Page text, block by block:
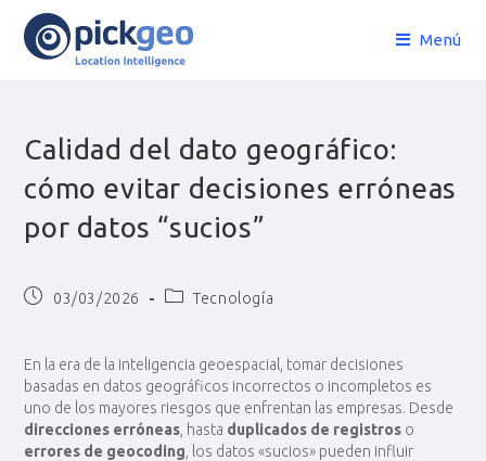
Menú
Calidad del dato geográfico:
cómo evitar decisiones erróneas
por datos “sucios”
03/03/2026 Tecnología
En la era de la inteligencia geoespacial, tomar decisiones
basadas en datos geográficos incorrectos o incompletos es
uno de los mayores riesgos que enfrentan las empresas. Desde
direcciones erróneas , hasta duplicados de registros o
errores de geocoding , los datos «sucios» pueden influir